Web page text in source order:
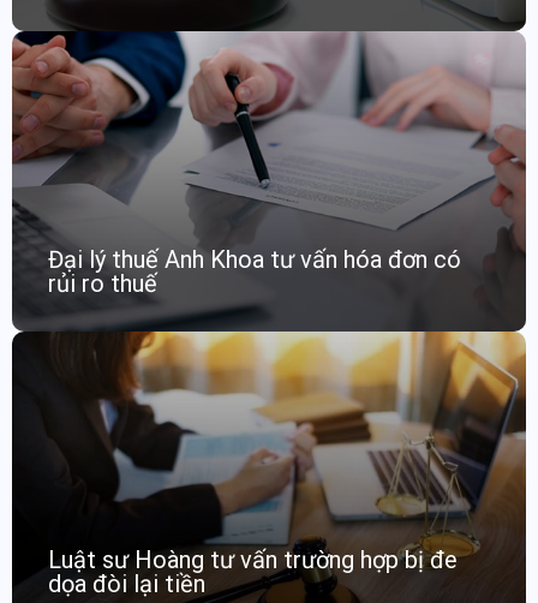
Đại lý thuế Anh Khoa tư vấn hóa đơn có
rủi ro thuế
Luật sư Hoàng tư vấn trường hợp bị đe
dọa đòi lại tiền